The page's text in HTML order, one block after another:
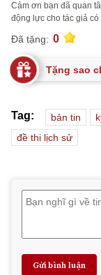
Cảm ơn bạn đã quan
động lực cho tác giả
Đã tặng: 0
Tặng sao
Tag: bản tin
đề thi lịch sử
Gửi bình luận